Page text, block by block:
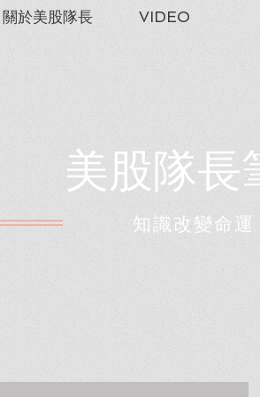
關於美股隊長 VIDEO
美股隊長
​知識改變命運